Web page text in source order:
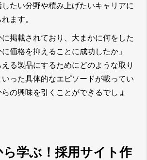
たい分野や積み上げたいキャリアに
ます。
掲載されており、大まかに何をした
価格を抑えることに成功したか」
える製品にするためにどのような取り
った具体的なエピソードが載ってい
の興味を引くことができるでしょ
ら学ぶ！採用サイト作